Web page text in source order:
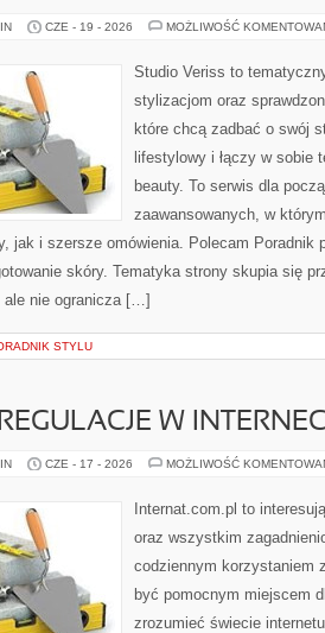
CZE - 19 - 2026 MOŻLIWOŚĆ
Studio Veriss to
stylizacjom oraz
które chcą zadbać o swój
lifestylowy i łączy w sobie
beauty. To serwis dla
zaawansowanych, w
jak i szersze omówienia. Polecam
skóry. Tematyka strony skupia się
ale nie ogranicza […]
STYLU
W
CZE - 17 - 2026 MOŻLIWOŚĆ
Internat.com.pl to
oraz wszystkim
codziennym korzystaniem
być pomocnym miejscem
zrozumieć świecie